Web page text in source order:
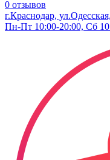
0 отзывов
г.Краснодар,
Пн-Пт 10:00-20:00, Сб